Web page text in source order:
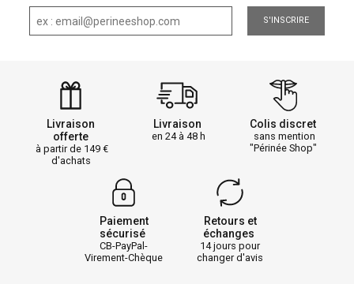
S'INSCRIRE
Livraison
offerte
à partir de 149
d'achats
Livraison
en 24 à 48 h
Colis discret
sans mention
"Périnée Shop"
Paiement
sécurisé
CB-PayPal-
Virement-Chèque
Retours et
échanges
14 jours pour
changer d'avis